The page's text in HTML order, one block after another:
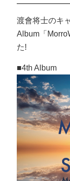
渡會将士のキ
Album「
た!
■4th Album